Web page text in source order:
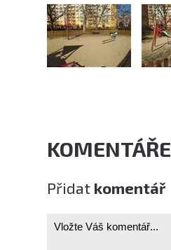
KOMENTÁŘE
Přidat komentář